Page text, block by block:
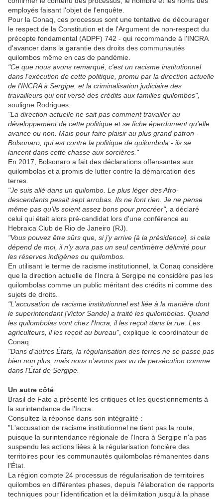
employés faisant l'objet de l'enquête.
Pour la Conaq, ces processus sont une tentative de décourager
le respect de la Constitution et de l'Argument de non-respect du
précepte fondamental (ADPF) 742 - qui recommande à l'INCRA
d'avancer dans la garantie des droits des communautés
quilombos même en cas de pandémie.
"Ce que nous avons remarqué, c'est un racisme institutionnel
dans l'exécution de cette politique, promu par la direction actuelle
de l'INCRA à Sergipe, et la criminalisation judiciaire des
travailleurs qui ont versé des crédits aux familles quilombos",
souligne Rodrigues.
"La direction actuelle ne sait pas comment travailler au
développement de cette politique et se fiche éperdument qu'elle
avance ou non. Mais pour faire plaisir au plus grand patron -
Bolsonaro, qui est contre la politique de quilombola - ils se
lancent dans cette chasse aux sorcières."
En 2017, Bolsonaro a fait des déclarations offensantes aux
quilombolas et a promis de lutter contre la démarcation des
terres.
"Je suis allé dans un quilombo. Le plus léger des Afro-
descendants pesait sept arrobas. Ils ne font rien. Je ne pense
même pas qu'ils soient assez bons pour procréer", a déclaré
celui qui était alors pré-candidat lors d'une conférence au
Hebraica Club de Rio de Janeiro (RJ).
"Vous pouvez être sûrs que, si j'y arrive [à la présidence], si cela
dépend de moi, il n'y aura pas un seul centimètre délimité pour
les réserves indigènes ou quilombos.
En utilisant le terme de racisme institutionnel, la Conaq considère
que la direction actuelle de l'Incra à Sergipe ne considère pas les
quilombolas comme un public méritant des crédits ni comme des
sujets de droits.
"L'accusation de racisme institutionnel est liée à la manière dont
le superintendant [Victor Sande] a traité les quilombolas. Quand
les quilombolas vont chez l'Incra, il les reçoit dans la rue. Les
agriculteurs, il les reçoit au bureau", explique le coordinateur de
Conaq.
"Dans d'autres États, la régularisation des terres ne se passe pas
bien non plus, mais nous n'avons pas vu de persécution comme
dans l'État de Sergipe.
Un autre côté
Brasil de Fato a présenté les critiques et les questionnements à
la surintendance de l'Incra.
Consultez la réponse dans son intégralité :
"L'accusation de racisme institutionnel ne tient pas la route,
puisque la surintendance régionale de l'Incra à Sergipe n'a pas
suspendu les actions liées à la régularisation foncière des
territoires pour les communautés quilombolas rémanentes dans
l'État.
La région compte 24 processus de régularisation de territoires
quilombos en différentes phases, depuis l'élaboration de rapports
techniques pour l'identification et la délimitation jusqu'à la phase